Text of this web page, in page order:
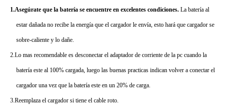
1.Asegúrate que la batería se encuentre en excelentes condiciones. La batería al
estar dañada no recibe la energía que el cargador le envía, esto hará que cargador se
sobre-caliente y lo dañe.
2.Lo mas recomendable es desconectar el adaptador de corriente de la pc cuando la
batería este al 100% cargada, luego las buenas practicas indican volver a conectar el
cargador una vez que la batería este en un 20% de carga.
3.Reemplaza el cargador si tiene el cable roto.